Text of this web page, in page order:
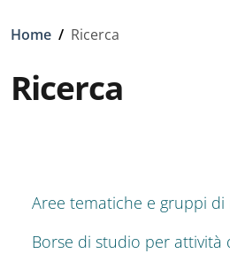
Briciole di pane
Home / Ricerca
Ricerca
Aree tematiche e gruppi di
Borse di studio per attività